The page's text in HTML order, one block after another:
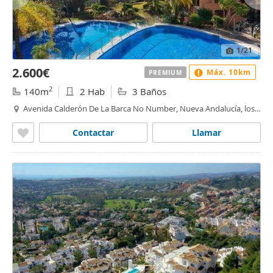
1/21
2.600€
140m2 2 Hab 3 Baños
Avenida Calderón De La Barca No Number, Nueva Andalucía, los
Llamar
Contactar
PREMIUM Máx. 10km